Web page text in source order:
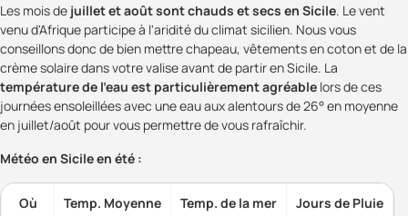
Les mois de juillet et août sont chauds et secs en Sicile. Le vent
venu d'Afrique participe à l'aridité du climat sicilien. Nous vous
conseillons donc de bien mettre chapeau, vêtements en coton et de la
crème solaire dans votre valise avant de partir en Sicile. La
température de l'eau est particulièrement agréable lors de ces
journées ensoleillées avec une eau aux alentours de 26° en moyenne
en juillet/août pour vous permettre de vous rafraîchir.
Météo en Sicile en été :
Où Temp. Moyenne Temp. de la mer Jours de Pluie